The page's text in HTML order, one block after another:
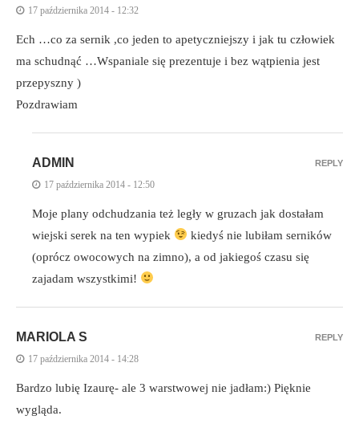
17 października 2014 - 12:32
Ech …co za sernik ,co jeden to apetyczniejszy i jak tu człowiek
ma schudnąć …Wspaniale się prezentuje i bez wątpienia jest
przepyszny )
Pozdrawiam
ADMIN
17 października 2014 - 12:50
Moje plany odchudzania też legły w gruzach jak dostałam
wiejski serek na ten wypiek
kiedyś nie lubiłam serników
(oprócz owocowych na zimno), a od jakiegoś czasu się
zajadam wszystkimi!
REPLY
MARIOLA S
17 października 2014 - 14:28
Bardzo lubię Izaurę- ale 3 warstwowej nie jadłam:) Pięknie
wygląda.
REPLY